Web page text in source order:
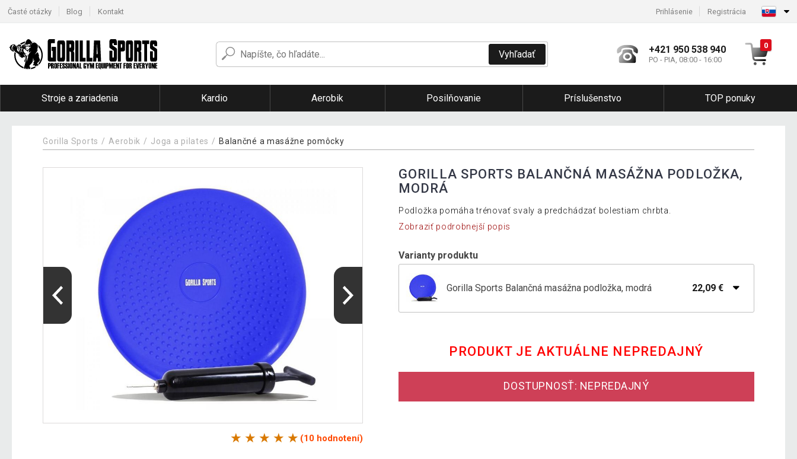
Časté otázky Blog Kontakt Prihlásenie Registrácia
Vyhľadať +421 950 538 940
PO - PIA, 08:00 - 16:00
0
Stroje a zariadenia Kardio Aerobik Posilňovanie Príslušenstvo TOP ponuky
Gorilla Sports Aerobik Joga a pilates Balančné a masážne pomôcky
(10 hodnotení)
GORILLA SPORTS BALANČNÁ MASÁŽNA PODLOŽKA,
MODRÁ
Podložka pomáha trénovať svaly a predchádzať bolestiam chrbta.
Zobraziť podrobnejší popis
Varianty produktu
Gorilla Sports Balančná masážna podložka, modrá 22,09 €
Gorilla Sports Balančná masážna podložka, sivá 22,79 €
PRODUKT JE AKTUÁLNE NEPREDAJNÝ
DOSTUPNOSŤ: NEPREDAJNÝ